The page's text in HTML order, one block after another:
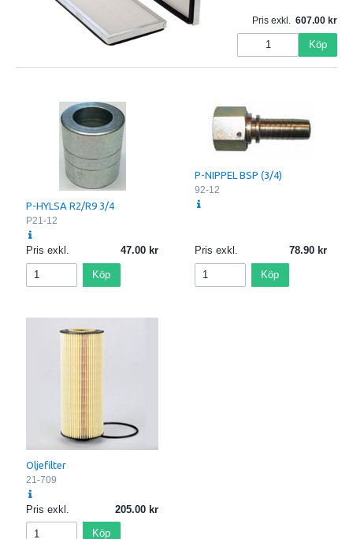
Pris exkl. 607.00
Köp
P-HYLSA R2/R9 3/4
P21-12
Pris exkl. 47.00
Köp
P-NIPPEL BSP (3/4)
92-12
Pris exkl. 78.90
Köp
Oljefilter
21-709
Pris exkl. 205.00
Köp